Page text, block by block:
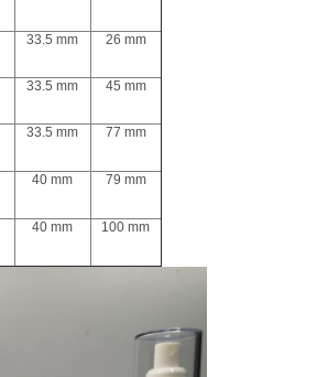
33.5 mm 26 mm
33.5 mm 45 mm
33.5 mm 77 mm
40 mm 79 mm
40 mm 100 mm